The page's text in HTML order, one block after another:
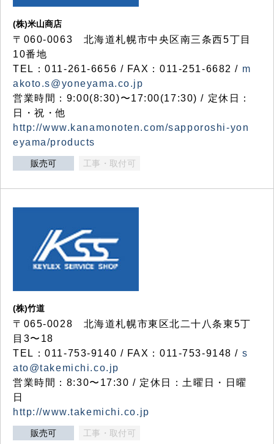
(株)米山商店
〒060-0063 北海道札幌市中央区南三条西5丁目
10番地
TEL：011-261-6656 / FAX：011-251-6682 / m
akoto.s@yoneyama.co.jp
営業時間：9:00(8:30)〜17:00(17:30) / 定休日：
日・祝・他
http://www.kanamonoten.com/sapporoshi-yon
eyama/products
販売可 工事・取付可
(株)竹道
〒065-0028 北海道札幌市東区北二十八条東5丁
目3〜18
TEL：011-753-9140 / FAX：011-753-9148 / s
ato@takemichi.co.jp
営業時間：8:30〜17:30 / 定休日：土曜日・日曜
日
http://www.takemichi.co.jp
販売可 工事・取付可